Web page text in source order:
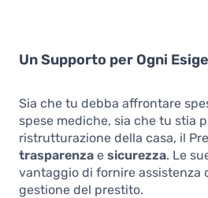
Un Supporto per Ogni
Sia che tu debba affrontare
spese mediche, sia che tu stia
ristrutturazione della casa, il
trasparenza esicurezza. Le
vantaggio di fornire
gestione del prestito.